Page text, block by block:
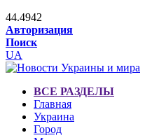
44.4942
Авторизация
Поиск
UA
ВСЕ РАЗДЕЛЫ
Главная
Украина
Город